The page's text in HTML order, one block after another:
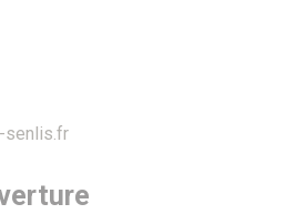
douce !
interdits
anti-inondations pour les
senlis.fr